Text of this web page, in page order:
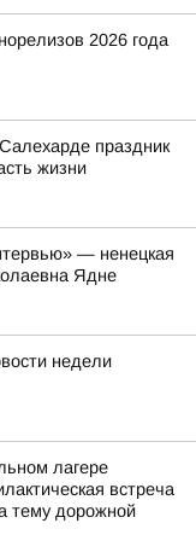
2026 года
праздник
жизни
— ненецкая
Ядне
недели
лагере
встреча
тему дорожной